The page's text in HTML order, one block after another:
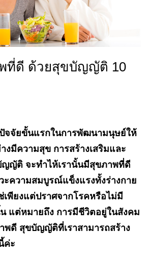
ที่ดี ด้วยสุขบัญญัติ 10
จจัยขั้นแรกในการพัฒนามนุษย์ให้
งมีความสุข การสร้างเสริมและ
ญญัติ จะทำไห้เรานั้นมีสุขภาพที่ดี
ะความสมบูรณ์แข็งแรงทั้งร่างกาย
เพียงแต่ปราศจากโรคหรือไม่มี
แต่หมายถึง การมีชีวิตอยู่ในสังคม
พดี สุขบัญญัติที่เราสามารถสร้าง
ค่ะ